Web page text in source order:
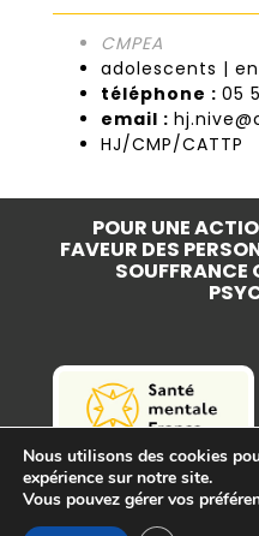
CMPEA
adolescents |
téléphone :05
email :
HJ/CMP/CATTP
POUR UNE
FAVEUR DES
SOUFFRANCE
Nous utilisons des cookies
expérience sur notre site.
Vous pouvez gérer vos